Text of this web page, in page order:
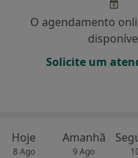
O agendamento
Solicite um
Hoje
8 Ago
Amanhã
9 Ago